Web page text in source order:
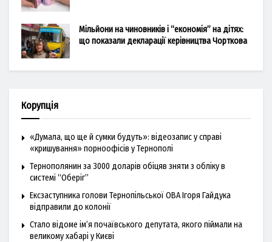
Мільйони на чиновників і “економія” на дітях:
що показали декларації керівництва Чорткова
Корупція
«Думала, що ще й сумки будуть»: відеозапис у справі
«кришування» порноофісів у Тернополі
Тернополянин за 3000 доларів обіцяв зняти з обліку в
системі “Оберіг”
Ексзаступника голови Тернопільської ОВА Ігоря Гайдука
відправили до колонії
Стало відоме ім’я почаївського депутата, якого піймали на
великому хабарі у Києві